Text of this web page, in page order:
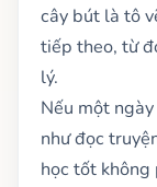
cây bút là tô
tiếp theo, từ
lý.
Nếu một
như đọc
học tốt không